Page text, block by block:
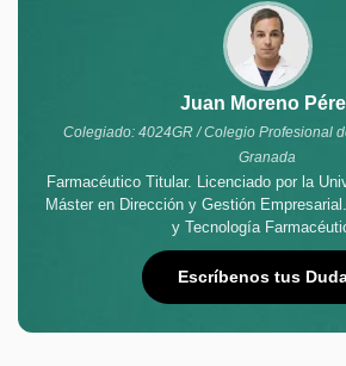
Juan Moreno
Colegiado: 4024GR / Colegio Profesional
Granada
Farmacéutico Titular. Licenciado por la
Máster en Dirección y Gestión
y Tecnología
Escríbenos tus